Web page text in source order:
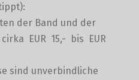
der Band und der
EUR 15,- bis EUR
sind unverbindliche